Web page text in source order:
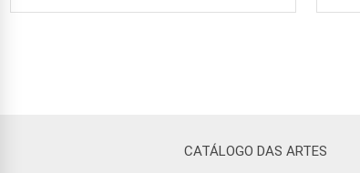
CATÁLOGO DAS ARTES